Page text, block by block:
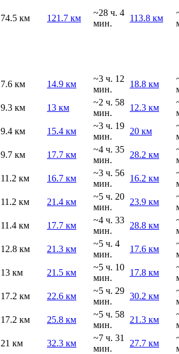
74.5 км 121.7 км
~28 ч. 4
мин.
113.8 км
7.6 км 14.9 км
~3 ч. 12
мин.
18.8 км
9.3 км 13 км
~2 ч. 58
мин.
12.3 км
9.4 км 15.4 км
~3 ч. 19
мин.
20 км
9.7 км 17.7 км
~4 ч. 35
мин.
28.2 км
11.2 км 16.7 км
~3 ч. 56
мин.
16.2 км
11.2 км 21.4 км
~5 ч. 20
мин.
23.9 км
11.4 км 17.7 км
~4 ч. 33
мин.
28.8 км
12.8 км 21.3 км
~5 ч. 4
мин.
17.6 км
13 км 21.5 км
~5 ч. 10
мин.
17.8 км
17.2 км 22.6 км
~5 ч. 29
мин.
30.2 км
17.2 км 25.8 км
~5 ч. 58
мин.
21.3 км
21 км 32.3 км
~7 ч. 31
мин.
27.7 км